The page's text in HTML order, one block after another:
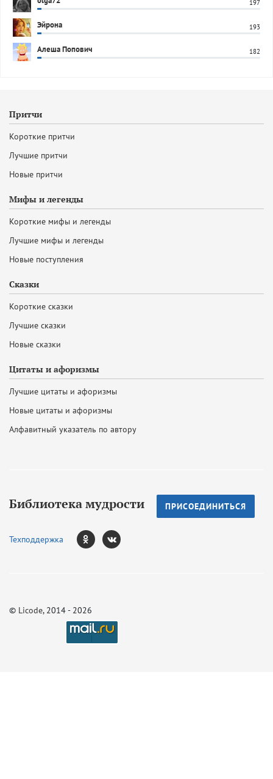
197
Эйрона 193
Алеша Попович 182
Притчи
Короткие притчи
Лучшие притчи
Новые притчи
Мифы и легенды
Короткие мифы и легенды
Лучшие мифы и легенды
Новые поступления
Сказки
Короткие сказки
Лучшие сказки
Новые сказки
Цитаты и афоризмы
Лучшие цитаты и афоризмы
Новые цитаты и афоризмы
Алфавитный указатель по автору
Библиотека мудрости ПРИСОЕДИНИТЬСЯ
Техподдержка
© Licode, 2014 - 2026